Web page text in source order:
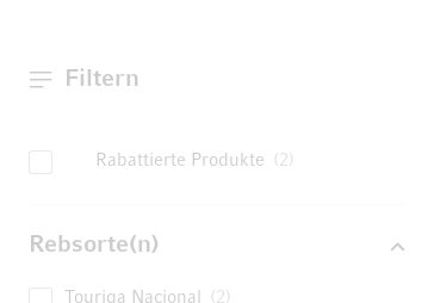
Filtern
Rabattierte Produkte 2
Rebsorte(n)
Touriga Nacional
2